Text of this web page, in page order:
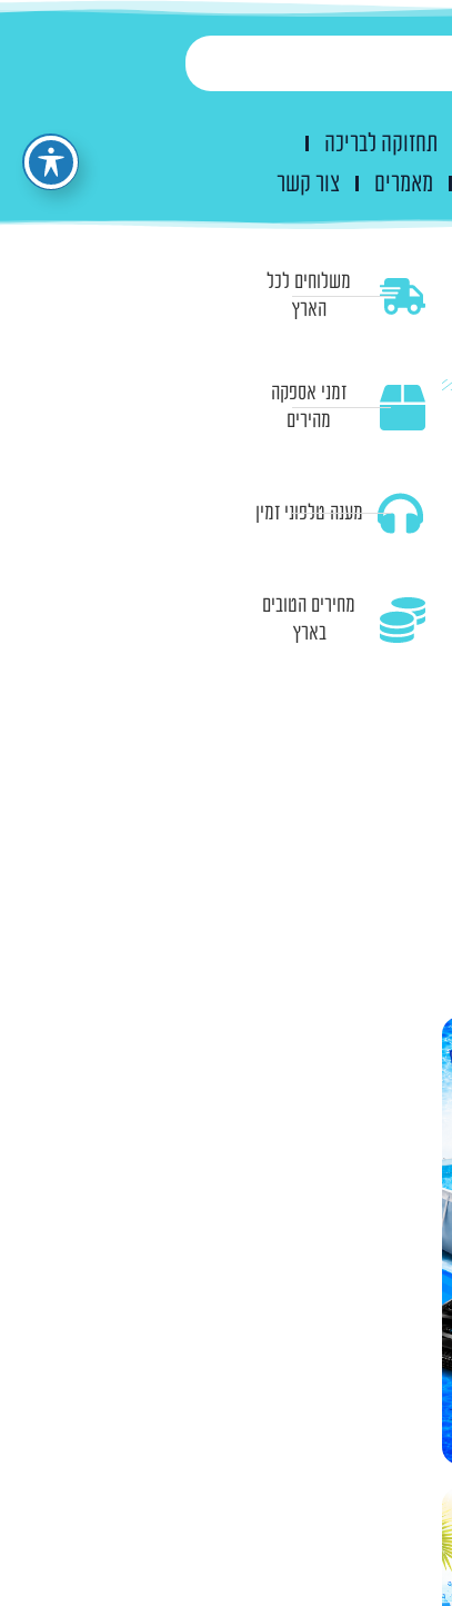
תחזוקה לבריכה
מאמרים צור קשר
משלוחים לכל
הארץ
זמני אספקה
מהירים
מענה טלפוני זמין
מחירים הטובים
בארץ